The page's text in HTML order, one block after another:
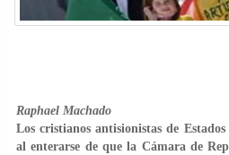
Raphael Machado
Los cristianos antisionistas de
al enterarse de que la Cámara de